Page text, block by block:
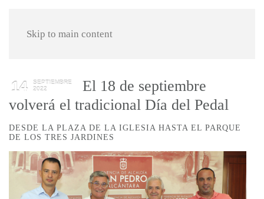
Skip to main content
14
SEPTIEMBRE
2022
El 18 de septiembre
volverá el tradicional Día del Pedal
DESDE LA PLAZA DE LA IGLESIA HASTA EL PARQUE
DE LOS TRES JARDINES